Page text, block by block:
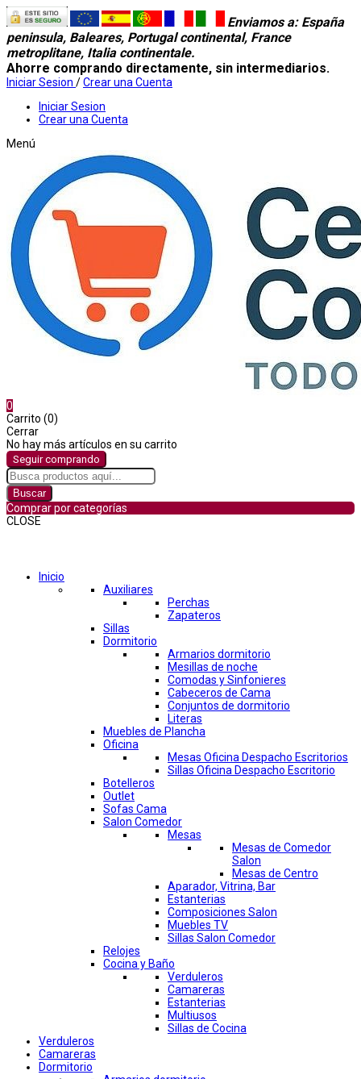
Enviamos a: España
peninsula, Baleares, Portugal continental, France
metroplitane, Italia continentale.
Ahorre comprando directamente, sin intermediarios.
Iniciar Sesion /Crear una Cuenta
Iniciar Sesion
Crear una Cuenta
Menú
0
Carrito (0)
Cerrar
No hay más artículos en su carrito
Seguir comprando
Buscar
Comprar por categorías
CLOSE
Inicio
Auxiliares
Perchas
Zapateros
Sillas
Dormitorio
Armarios dormitorio
Mesillas de noche
Comodas y Sinfonieres
Cabeceros de Cama
Conjuntos de dormitorio
Literas
Muebles de Plancha
Oficina
Mesas Oficina Despacho Escritorios
Sillas Oficina Despacho Escritorio
Botelleros
Outlet
Sofas Cama
Salon Comedor
Mesas
Mesas de Comedor
Salon
Mesas de Centro
Aparador, Vitrina, Bar
Estanterias
Composiciones Salon
Muebles TV
Sillas Salon Comedor
Relojes
Cocina y Baño
Verduleros
Camareras
Estanterias
Multiusos
Sillas de Cocina
Verduleros
Camareras
Dormitorio